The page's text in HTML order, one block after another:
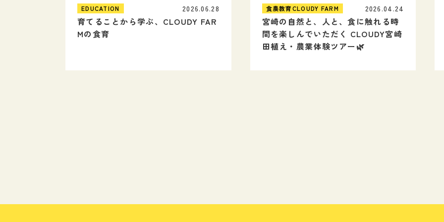
EDUCATION
育てることから学ぶ、CLOUDY FAR
Mの食育
2026.06.28 食農教育CLOUDY FARM
宮崎の自然と、人と、食に触れる時
間を楽しんでいただく CLOUDY宮崎
田植え・農業体験ツアー🌿
2026.04.24